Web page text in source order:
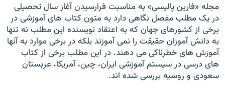
زبان‌های دیگر
مجله «فارین پالیسی» به مناسبت فرارسیدن آغاز سال تحصیلی
در یک مطلب مفصل نگاهی دارد به متون کتاب های آموزشی در
برخی از کشورهای جهان که به اعتقاد نویسنده این مطلب نه تنها
به دانش آموزان حقیقت را نمی آموزند بلکه در برخی موارد به آنها
آموزش های خطرناکی می دهند. در این مطلب برخی از کتاب
های درسی در سیستم آموزشی ایران، چین، آمریکا، عربستان
سعودی و روسیه بررسی شده اند.